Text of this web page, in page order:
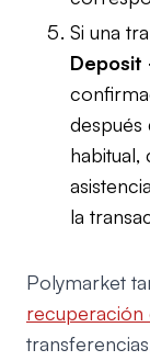
Si una
la
Polymarket
recuperación